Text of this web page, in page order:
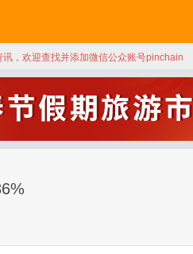
，欢迎查找并添加微信公众账号pinchain